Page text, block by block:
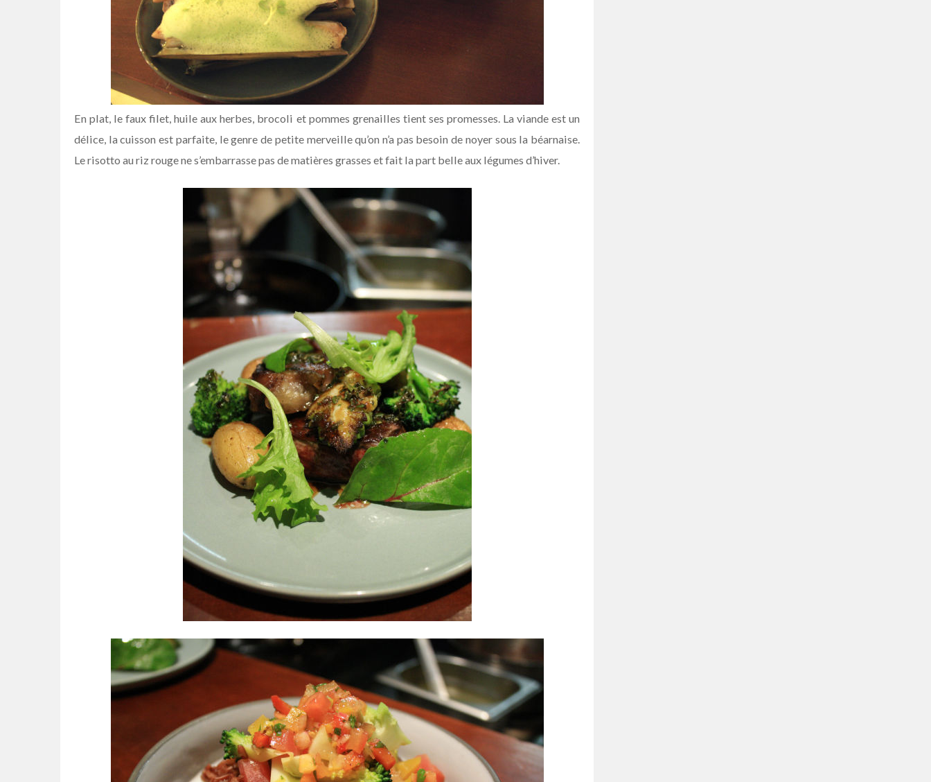
En plat, le faux filet, huile aux herbes, brocoli et pommes grenailles tient ses promesses. La viande est un
délice, la cuisson est parfaite, le genre de petite merveille qu’on n’a pas besoin de noyer sous la béarnaise.
Le risotto au riz rouge ne s’embarrasse pas de matières grasses et fait la part belle aux légumes d’hiver.